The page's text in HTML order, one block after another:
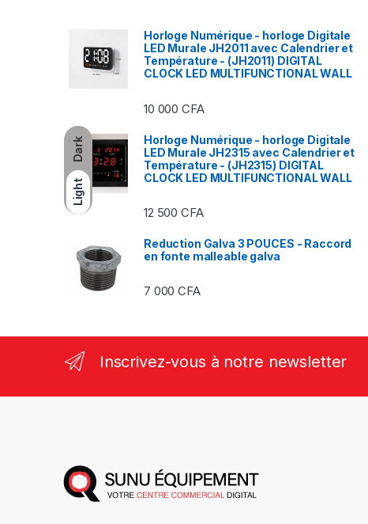
Dark
Light
Horloge Numérique - horloge Digitale
LED Murale JH2011 avec Calendrier et
Température - (JH2011) DIGITAL
CLOCK LED MULTIFUNCTIONAL WALL
10 000CFA
Horloge Numérique - horloge Digitale
LED Murale JH2315 avec Calendrier et
Température - (JH2315) DIGITAL
CLOCK LED MULTIFUNCTIONAL WALL
12 500CFA
Reduction Galva 3 POUCES - Raccord
en fonte malleable galva
7 000CFA
Inscrivez-vous à notre newsletter